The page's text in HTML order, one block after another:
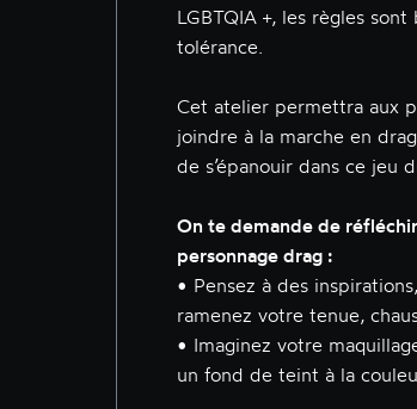
LGBTQIA +, les règles
tolérance.
Cet atelier permettra aux
joindre à la marche en
de s’épanouir dans ce jeu
On te demande de
personnage drag :
• Pensez à des
ramenez votre tenue,
• Imaginez votre
un fond de teint à la